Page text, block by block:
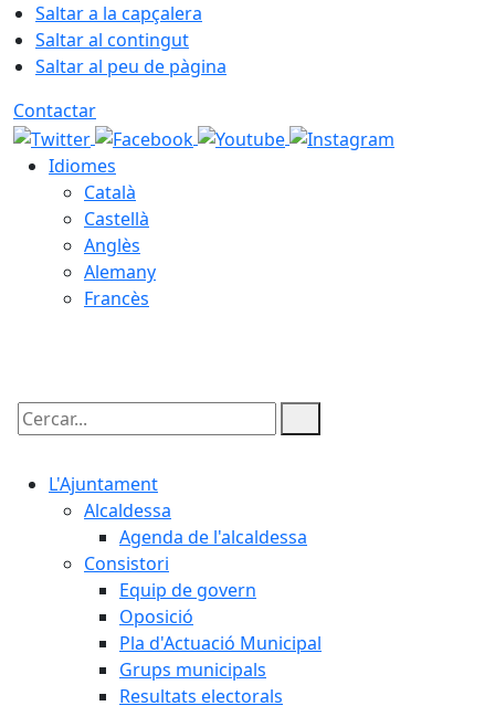
Saltar a la capçalera
Saltar al contingut
Saltar al peu de pàgina
Contactar
Idiomes
Català
Castellà
Anglès
Alemany
Francès
Cercar:
L'Ajuntament
Alcaldessa
Agenda de l'alcaldessa
Consistori
Equip de govern
Oposició
Pla d'Actuació Municipal
Grups municipals
Resultats electorals